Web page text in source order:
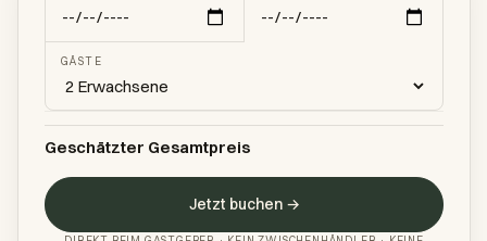
GÄSTE
Geschätzter Gesamtpreis
Jetzt buchen →